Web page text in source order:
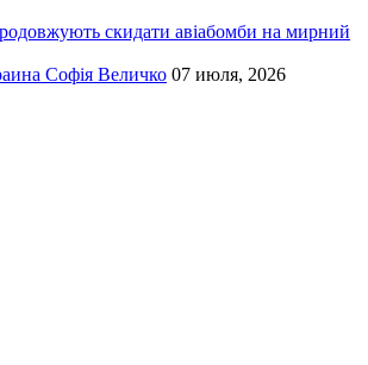
скидати авіабомби на мирний
Софія Величко 07 июля, 2026